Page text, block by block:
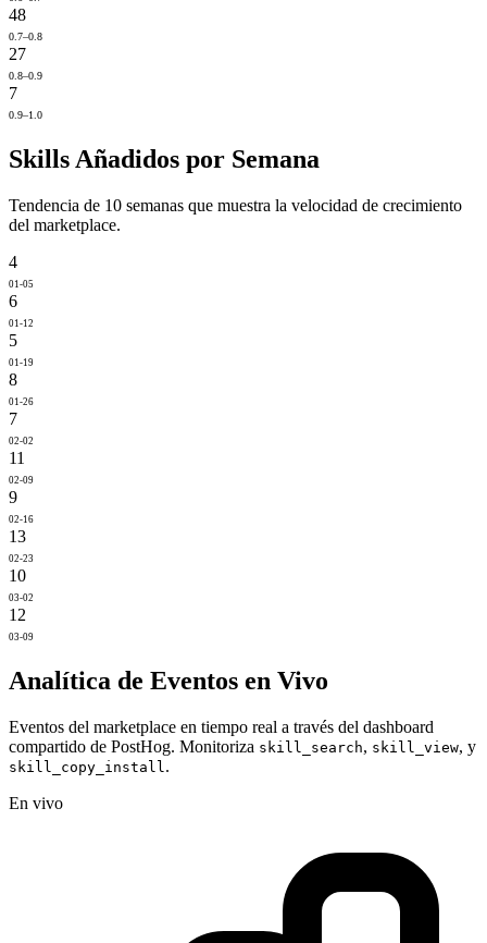
48
0.7–0.8
27
0.8–0.9
7
0.9–1.0
Skills Añadidos por Semana
Tendencia de 10 semanas que muestra la velocidad de crecimiento
del marketplace.
4
01-05
6
01-12
5
01-19
8
01-26
7
02-02
11
02-09
9
02-16
13
02-23
10
03-02
12
03-09
Analítica de Eventos en Vivo
Eventos del marketplace en tiempo real a través del dashboard
compartido de PostHog. Monitoriza skill_search, skill_view, y
skill_copy_install.
En vivo